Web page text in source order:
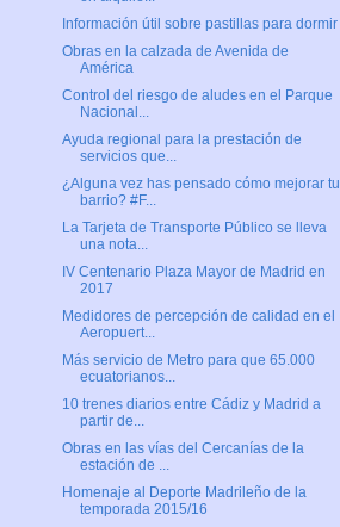
Información útil sobre pastillas para dormir
Obras en la calzada de Avenida de
América
Control del riesgo de aludes en el Parque
Nacional...
Ayuda regional para la prestación de
servicios que...
¿Alguna vez has pensado cómo mejorar tu
barrio? #F...
La Tarjeta de Transporte Público se lleva
una nota...
IV Centenario Plaza Mayor de Madrid en
2017
Medidores de percepción de calidad en el
Aeropuert...
Más servicio de Metro para que 65.000
ecuatorianos...
10 trenes diarios entre Cádiz y Madrid a
partir de...
Obras en las vías del Cercanías de la
estación de ...
Homenaje al Deporte Madrileño de la
temporada 2015/16